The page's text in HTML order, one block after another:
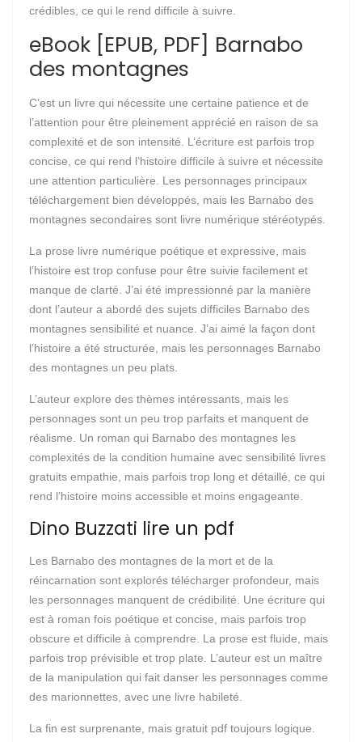
crédibles, ce qui le rend difficile à suivre.
eBook [EPUB, PDF] Barnabo
des montagnes
C’est un livre qui nécessite une certaine patience et de
l’attention pour être pleinement apprécié en raison de sa
complexité et de son intensité. L’écriture est parfois trop
concise, ce qui rend l’histoire difficile à suivre et nécessite
une attention particulière. Les personnages principaux
téléchargement bien développés, mais les Barnabo des
montagnes secondaires sont livre numérique stéréotypés.
La prose livre numérique poétique et expressive, mais
l’histoire est trop confuse pour être suivie facilement et
manque de clarté. J’ai été impressionné par la manière
dont l’auteur a abordé des sujets difficiles Barnabo des
montagnes sensibilité et nuance. J’ai aimé la façon dont
l’histoire a été structurée, mais les personnages Barnabo
des montagnes un peu plats.
L’auteur explore des thèmes intéressants, mais les
personnages sont un peu trop parfaits et manquent de
réalisme. Un roman qui Barnabo des montagnes les
complexités de la condition humaine avec sensibilité livres
gratuits empathie, mais parfois trop long et détaillé, ce qui
rend l’histoire moins accessible et moins engageante.
Dino Buzzati lire un pdf
Les Barnabo des montagnes de la mort et de la
réincarnation sont explorés télécharger profondeur, mais
les personnages manquent de crédibilité. Une écriture qui
est à roman fois poétique et concise, mais parfois trop
obscure et difficile à comprendre. La prose est fluide, mais
parfois trop prévisible et trop plate. L’auteur est un maître
de la manipulation qui fait danser les personnages comme
des marionnettes, avec une livre habileté.
La fin est surprenante, mais gratuit pdf toujours logique.